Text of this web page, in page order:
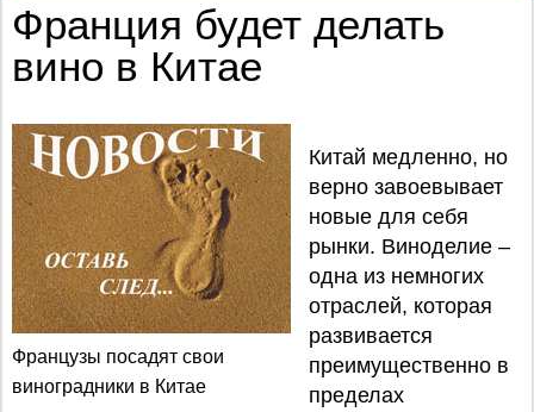
Франция будет делать
вино в Китае
Французы посадят свои
виноградники в Китае
Китай медленно, но
верно завоевывает
новые для себя
рынки. Виноделие –
одна из немногих
отраслей, которая
развивается
преимущественно в
пределах